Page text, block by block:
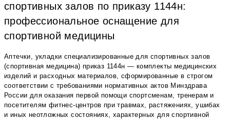
спортивных залов по приказу 1144н:
профессиональное оснащение для
спортивной медицины
Аптечки, укладки специализированные для спортивных залов
(спортивная медицина) приказ 1144н — комплекты медицинских
изделий и расходных материалов, сформированные в строгом
соответствии с требованиями нормативных актов Минздрава
России для оказания первой помощи спортсменам, тренерам и
посетителям фитнес-центров при травмах, растяжениях, ушибах
и иных неотложных состояниях, характерных для спортивной